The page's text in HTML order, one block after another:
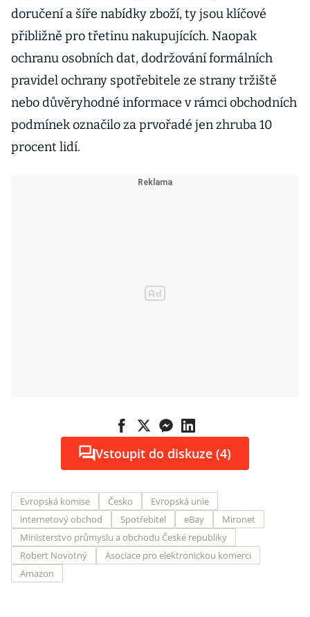
doručení a šíře nabídky zboží, ty jsou klíčové
přibližně pro třetinu nakupujících. Naopak
ochranu osobních dat, dodržování formálních
pravidel ochrany spotřebitele ze strany tržiště
nebo důvěryhodné informace v rámci obchodních
podmínek označilo za prvořadé jen zhruba 10
procent lidí.
Vstoupit do diskuze (4)
Evropská komise Česko
Evropská unie
internetový obchod
Spotřebitel eBay
Mironet
Ministerstvo průmyslu a obchodu České republiky
Robert Novotný
Asociace pro elektronickou komerci
Amazon